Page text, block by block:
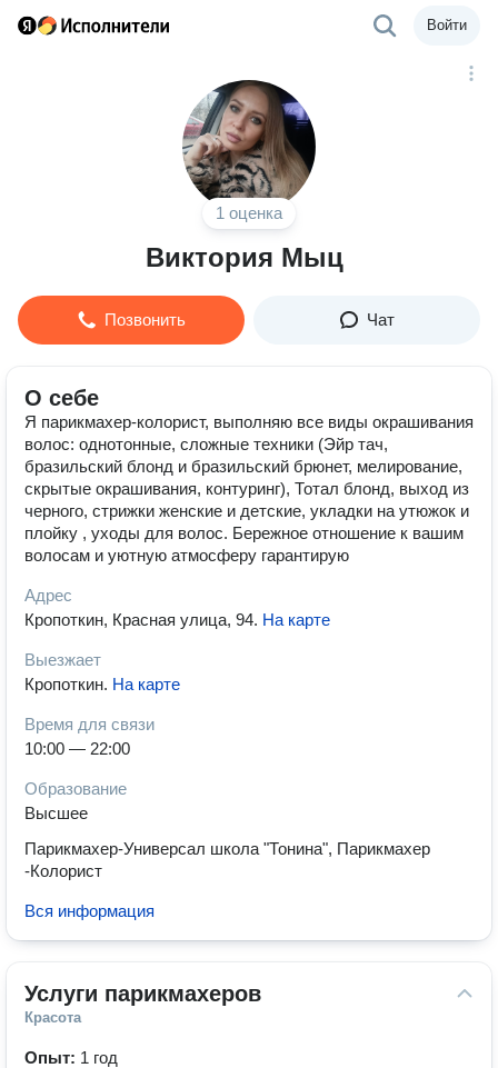
Войти
1 оценка
Виктория Мыц
Позвонить Чат
О себе
Я парикмахер-колорист, выполняю все виды окрашивания
волос: однотонные, сложные техники (Эйр тач,
бразильский блонд и бразильский брюнет, мелирование,
скрытые окрашивания, контуринг), Тотал блонд, выход из
черного, стрижки женские и детские, укладки на утюжок и
плойку , уходы для волос. Бережное отношение к вашим
волосам и уютную атмосферу гарантирую
Адрес
Кропоткин, Красная улица, 94. На карте
Выезжает
Кропоткин. На карте
Время для связи
10:00 — 22:00
Образование
Высшее
Парикмахер-Универсал школа "Тонина", Парикмахер
-Колорист
Вся информация
Услуги парикмахеров
Красота
Опыт: 1 год